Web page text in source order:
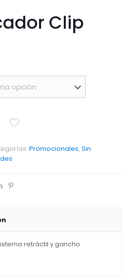
Clip
Promocionales, Sin
retráctil y gancho